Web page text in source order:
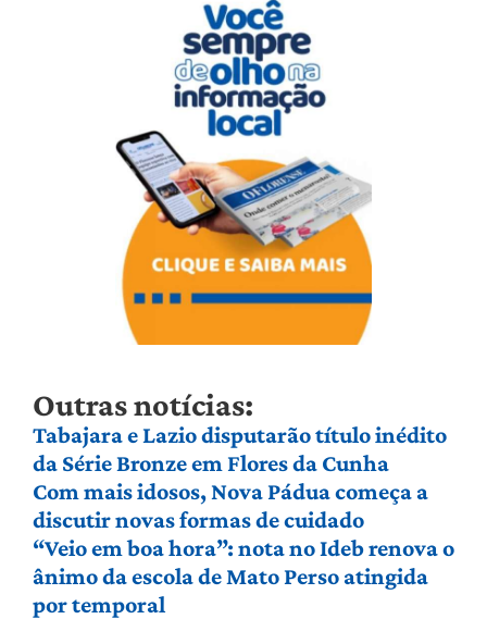
Outras notícias:
Tabajara e Lazio disputarão título inédito
da Série Bronze em Flores da Cunha
Com mais idosos, Nova Pádua começa a
discutir novas formas de cuidado
“Veio em boa hora”: nota no Ideb renova o
ânimo da escola de Mato Perso atingida
por temporal